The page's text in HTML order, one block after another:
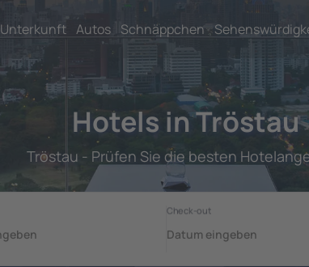
Unterkunft Autos Schnäppchen
Hotels in Tröstau
Tröstau - Prüfen Sie die besten